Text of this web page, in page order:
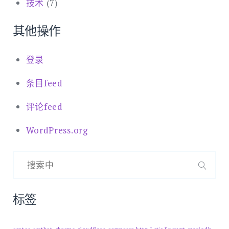
技术 (7)
其他操作
登录
条目feed
评论feed
WordPress.org
索：
搜
标签